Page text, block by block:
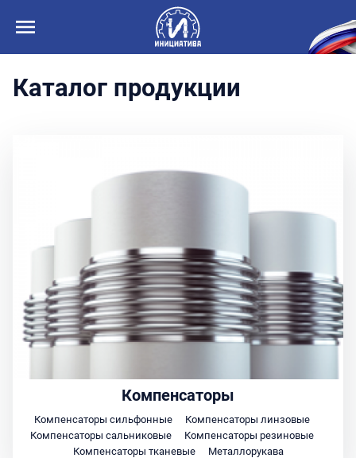
Каталог продукции
Компенсаторы
Компенсаторы сильфонные
Компенсаторы линзовые
Компенсаторы сальниковые
Компенсаторы резиновые
Компенсаторы тканевые
Металлорукава